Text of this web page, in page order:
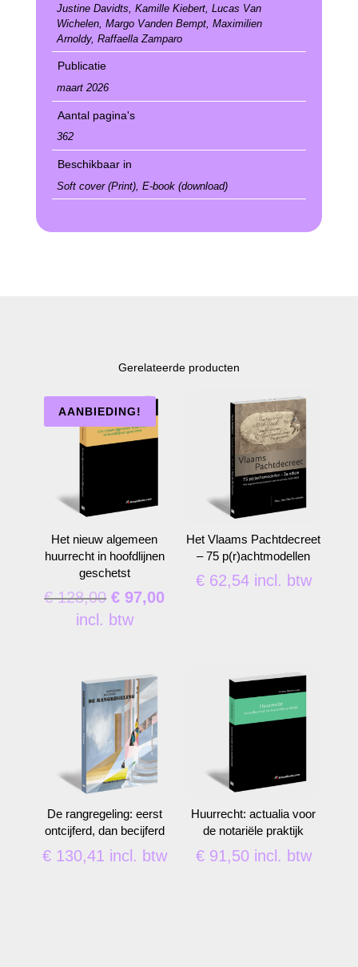
Justine Davidts, Kamille Kiebert, Lucas Van
Wichelen, Margo Vanden Bempt, Maximilien
Arnoldy, Raffaella Zamparo
Publicatie
maart 2026
Aantal pagina's
362
Beschikbaar in
Soft cover (Print), E-book (download)
Gerelateerde producten
AANBIEDING!
Het nieuw algemeen
huurrecht in hoofdlijnen
geschetst
€128,00 Oorspronkelijke
prijs
€ 97,00Huidige
incl. btw
Het Vlaams Pachtdecreet
– 75 p(r)achtmodellen
€62,54 incl. btw
De rangregeling: eerst
ontcijferd, dan becijferd
€130,41 incl. btw
Huurrecht: actualia voor
de notariële praktijk
€91,50 incl. btw